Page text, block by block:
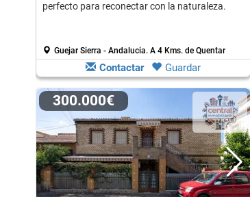
perfecto para reconectar con la naturaleza.
Guejar Sierra - Andalucia. A 4 Kms. de Quentar
Contactar Guardar
300.000€